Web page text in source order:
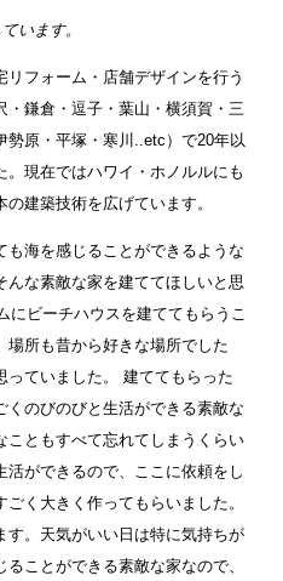
います。
フォーム・店舗デザインを行う
鎌倉・逗子・葉山・横須賀・三
勢原・平塚・寒川..etc）で20年以
現在ではハワイ・ホノルルにも
建築技術を広げています。
海を感じることができるような
な素敵な家を建ててほしいと思
にビーチハウスを建ててもらうこ
場所も昔から好きな場所でした
っていました。 建ててもらった
のびのびと生活ができる素敵な
こともすべて忘れてしまうくらい
ができるので、ここに依頼をし
く大きく作ってもらいました。
す。天気がいい日は特に気持ちが
ことができる素敵な家なので、